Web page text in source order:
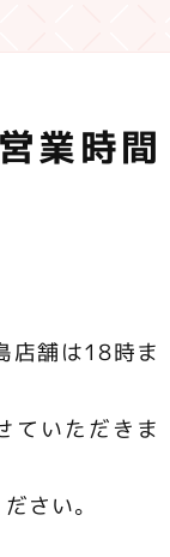
業時間
店舗は18時ま
ていただきま
さい。